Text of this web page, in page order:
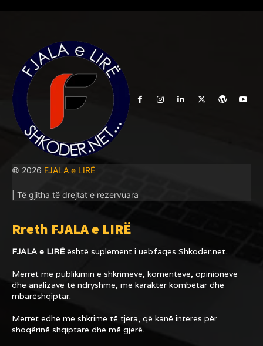
© 2026 FJALA e LIRË
| Të gjitha të drejtat e rezervuara
Rreth FJALA e LIRË
FJALA e LIRËështë suplement i uebfaqes Shkoder.net...
Merret me publikimin e shkrimeve, komenteve, opinioneve
dhe analizave të ndryshme, me karakter kombëtar dhe
mbarëshqiptar.
Merret edhe me shkrime të tjera, që kanë interes për
shoqërinë shqiptare dhe më gjerë.